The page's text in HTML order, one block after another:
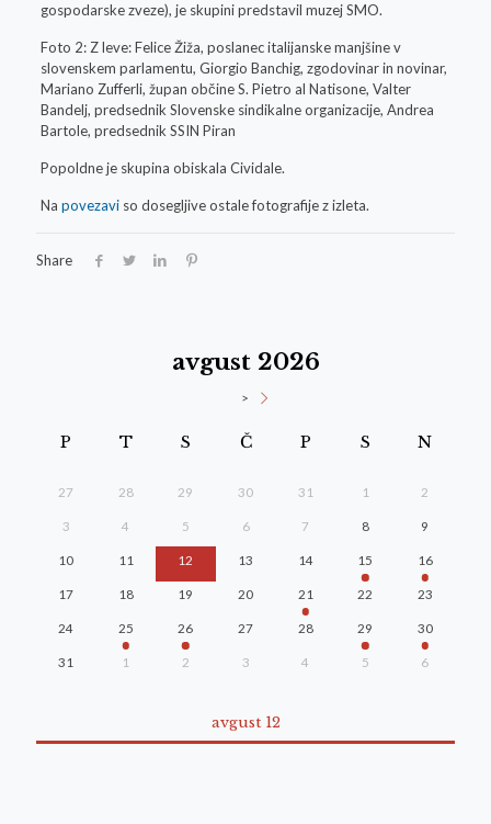
gospodarske zveze), je skupini predstavil muzej SMO.
Foto 2: Z leve: Felice Žiža, poslanec italijanske manjšine v
slovenskem parlamentu, Giorgio Banchig, zgodovinar in novinar,
Mariano Zufferli, župan občine S. Pietro al Natisone, Valter
Bandelj, predsednik Slovenske sindikalne organizacije, Andrea
Bartole, predsednik SSIN Piran
Popoldne je skupina obiskala Cividale.
Na povezavi so dosegljive ostale fotografije z izleta.
Share
avgust 2026
>
P T S Č P S N
27 28 29 30 31 1 2
3 4 5 6 7 8 9
10 11 12 13 14 15 16
17 18 19 20 21 22 23
24 25 26 27 28 29 30
31 1 2 3 4 5 6
avgust 12